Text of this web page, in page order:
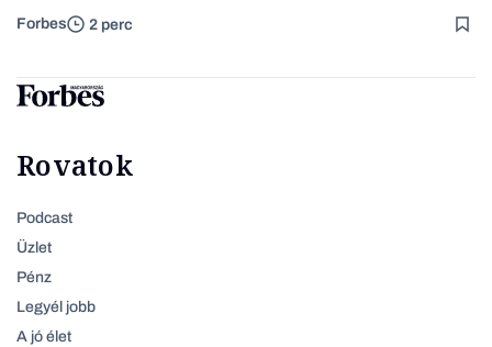
Forbes 2 perc
Rovatok
Podcast
Üzlet
Pénz
Legyél jobb
A jó élet